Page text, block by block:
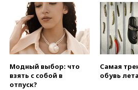
Модный выбор: что
взять с собой в
отпуск?
Самая
обувь